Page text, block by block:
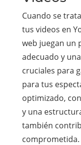
Cuando se
tus videos en
web juegan un
adecuado y
cruciales para
para tus
optimizado,
y una
también